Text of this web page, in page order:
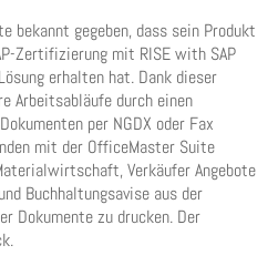
bekannt gegeben, dass sein Produkt
Zertifizierung mit RISE with SAP
erhalten hat. Dank dieser
Arbeitsabläufe durch einen
per NGDX oder Fax
mit der OfficeMaster Suite
Verkäufer Angebote
Buchhaltungsavise aus der
Dokumente zu drucken. Der